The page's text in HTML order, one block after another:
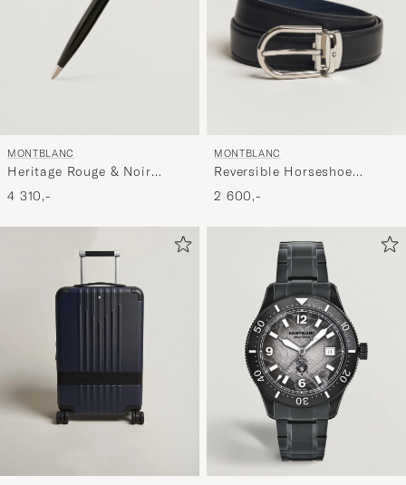
MONTBLANC
Heritage Rouge & Noir
Ballpoint Pen Black
4 310,-
MONTBLANC
Reversible Horseshoe
Leather Belt 30mm
Blue/Black Grain
2 600,-